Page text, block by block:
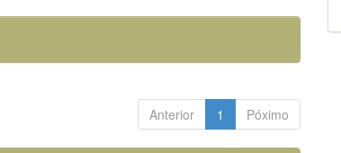
Anterior 1 Póximo